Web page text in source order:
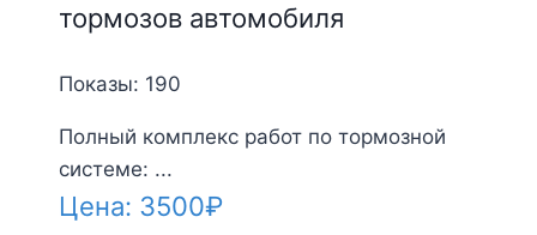
тормозов автомобиля
Показы: 190
Полный комплекс работ по тормозной
системе: ...
Цена: 3500₽